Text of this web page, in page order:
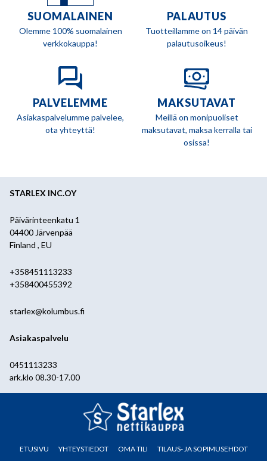
SUOMALAINEN
Olemme 100% suomalainen
verkkokauppa!
PALAUTUS
Tuotteillamme on 14 päivän
palautusoikeus!
PALVELEMME
Asiakaspalvelumme palvelee,
ota yhteyttä!
MAKSUTAVAT
Meillä on monipuoliset
maksutavat, maksa kerralla tai
osissa!
STARLEX INC.OY
Päivärinteenkatu 1
04400 Järvenpää
Finland , EU
+358451113233
+358400455392
starlex@kolumbus.fi
Asiakaspalvelu
0451113233
ark.klo 08.30-17.00
ETUSIVU YHTEYSTIEDOT OMA TILI
TILAUS- JA SOPIMUSEHDOT